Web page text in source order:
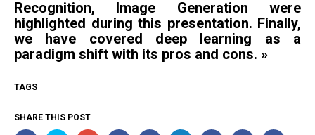
Recognition, Image Generation were
highlighted during this presentation. Finally,
we have covered deep learning as a
paradigm shift with its pros and cons. »
TAGS
SHARE THIS POST